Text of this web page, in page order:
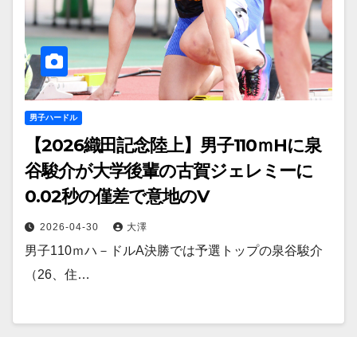
男子ハードル
【2026織田記念陸上】男子110ｍHに泉
谷駿介が大学後輩の古賀ジェレミーに
0.02秒の僅差で意地のV
2026-04-30 大澤
男子110ｍハ－ドルA決勝では予選トップの泉谷駿介
（26、住…